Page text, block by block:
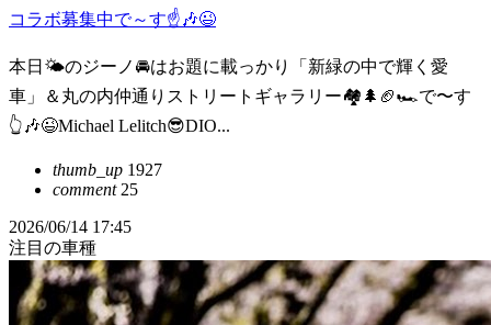
コラボ募集中で～す☝️🎶😉
本日🌤️のジーノ🚘️はお題に載っかり「新緑の中で輝く愛
車」＆丸の内仲通りストリートギャラリー🏘️🌲🏈🏎️で〜す
👆🎶😉Michael Lelitch😎DIO...
thumb_up 1927
comment25
2026/06/14 17:45
注目の車種